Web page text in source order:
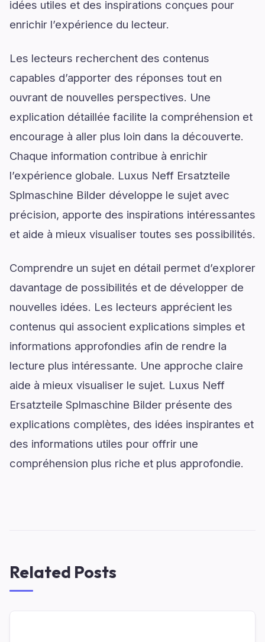
idées utiles et des inspirations conçues pour
enrichir l’expérience du lecteur.
Les lecteurs recherchent des contenus
capables d’apporter des réponses tout en
ouvrant de nouvelles perspectives. Une
explication détaillée facilite la compréhension et
encourage à aller plus loin dans la découverte.
Chaque information contribue à enrichir
l’expérience globale. Luxus Neff Ersatzteile
Splmaschine Bilder développe le sujet avec
précision, apporte des inspirations intéressantes
et aide à mieux visualiser toutes ses possibilités.
Comprendre un sujet en détail permet d’explorer
davantage de possibilités et de développer de
nouvelles idées. Les lecteurs apprécient les
contenus qui associent explications simples et
informations approfondies afin de rendre la
lecture plus intéressante. Une approche claire
aide à mieux visualiser le sujet. Luxus Neff
Ersatzteile Splmaschine Bilder présente des
explications complètes, des idées inspirantes et
des informations utiles pour offrir une
compréhension plus riche et plus approfondie.
Related Posts